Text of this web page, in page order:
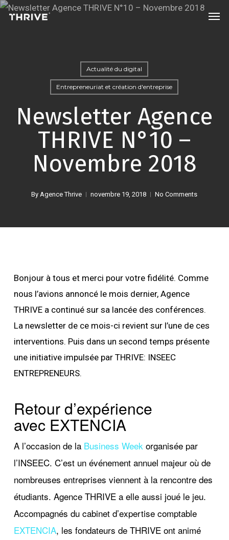
Skip
Actualité du digital
Entrepreneuriat et création d'entreprise
Newsletter Agence
THRIVE N°10 –
Novembre 2018
By Agence Thrive novembre 19, 2018 No Comments
Bonjour à tous et merci pour votre fidélité. Comme
nous l’avions annoncé le mois dernier, Agence
THRIVE a continué sur sa lancée des conférences.
La newsletter de ce mois-ci revient sur l’une de ces
interventions. Puis dans un second temps présente
une initiative impulsée par THRIVE: INSEEC
ENTREPRENEURS.
Retour d’expérience
avec EXTENCIA
A l’occasion de la Business Weekorganisée par
l’INSEEC. C’est un événement annuel majeur où de
nombreuses entreprises viennent à la rencontre des
étudiants. Agence THRIVE a elle aussi joué le jeu.
Accompagnés du cabinet d’expertise comptable
EXTENCIA, les fondateurs de THRIVE ont animé